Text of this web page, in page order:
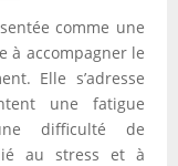
comme une
à accompagner le
Elle s’adresse
une fatigue
difficulté de
au stress et à